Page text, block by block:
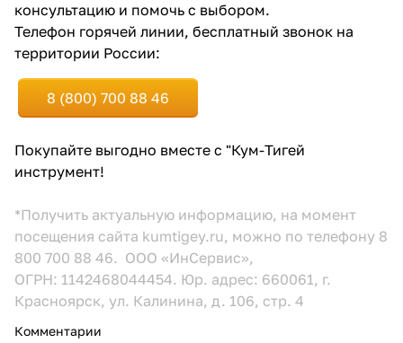
консультацию и помочь с выбором.
Телефон горячей линии, бесплатный звонок на
территории России:
8 (800) 700 88 46
Покупайте выгодно вместе с "Кум-Тигей
инструмент!
*Получить актуальную информацию, на момент
посещения сайта kumtigey.ru, можно по телефону 8
800 700 88 46. ООО «ИнСервис»,
ОГРН: 1142468044454. Юр. адрес: 660061, г.
Красноярск, ул. Калинина, д. 106, стр. 4
Комментарии